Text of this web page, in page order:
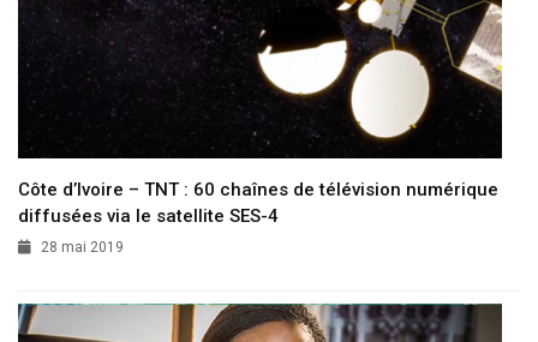
Côte d’Ivoire – TNT : 60 chaînes de télévision numérique
diffusées via le satellite SES-4
28 mai 2019